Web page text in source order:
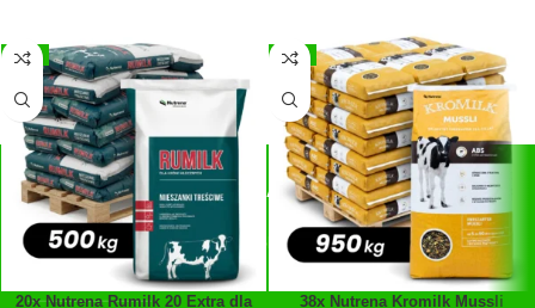
-3%
20x Nutrena Rumilk 20 Extra dla
-5%
38x Nutrena Kromilk Mussli
SZYBKIE PŁATNOŚCI
Płatności:
Przelewy24, blik, GPay